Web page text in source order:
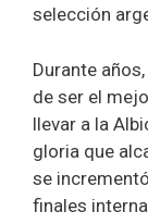
selección
Durante
de ser el
llevar a la
gloria que
se
finales